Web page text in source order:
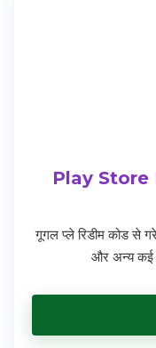
Play Store
गूगल प्ले रिडीम कोड से
और अन्य कई